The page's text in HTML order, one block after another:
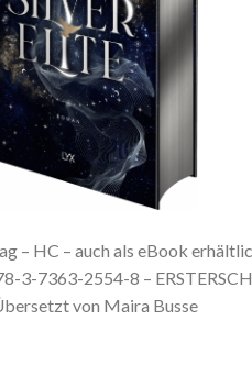
– HC – auch als eBook
3-7363-2554-8 –
von Maira Busse